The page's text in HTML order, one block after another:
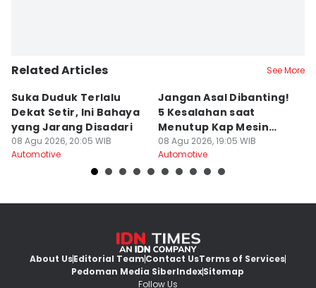
Related Articles See More
Suka Duduk Terlalu
Dekat Setir, Ini Bahaya
yang Jarang Disadari
08 Agu 2026, 20:05 WIB
Automotive
Jangan Asal Dibanting!
5 Kesalahan saat
Menutup Kap Mesin
Mobil
08 Agu 2026, 19:05 WIB
Automotive
About UsEditorial TeamContact UsTerms of Services
Pedoman Media SiberIndexSitemap
Follow Us